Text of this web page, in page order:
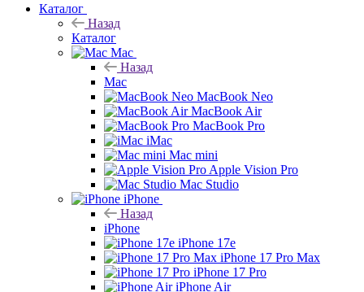
Каталог
Назад
Каталог
Mac
Назад
Mac
MacBook Neo
MacBook Air
MacBook Pro
iMac
Mac mini
Apple Vision Pro
Mac Studio
iPhone
Назад
iPhone
iPhone 17e
iPhone 17 Pro Max
iPhone 17 Pro
iPhone Air